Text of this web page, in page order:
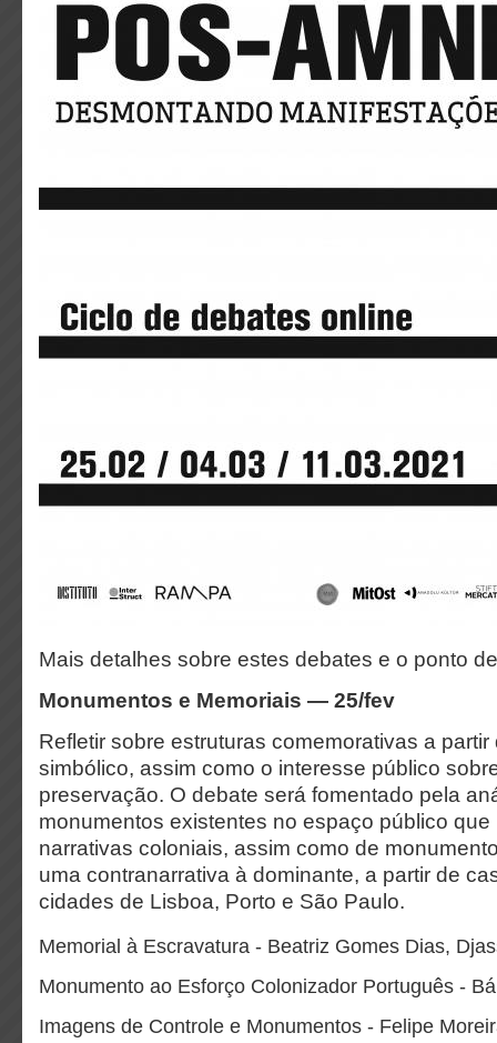
Mais detalhes sobre estes debates e o ponto
Monumentos e Memoriais — 25/fev
Refletir sobre estruturas comemorativas a
simbólico, assim como o interesse público
preservação. O debate será fomentado pela
monumentos existentes no espaço público que
narrativas coloniais, assim como de
uma contranarrativa à dominante, a partir de
cidades de Lisboa, Porto e São Paulo.
Memorial à Escravatura - Beatriz Gomes Dias,
Monumento ao Esforço Colonizador Português -
Imagens de Controle e Monumentos - Felipe